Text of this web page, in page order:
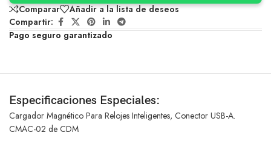
Comparar
Añadir a la lista de deseos
Compartir:
Pago seguro garantizado
Especificaciones Especiales:
Cargador Magnético Para Relojes Inteligentes, Conector USB-A.
CMAC-02 de CDM